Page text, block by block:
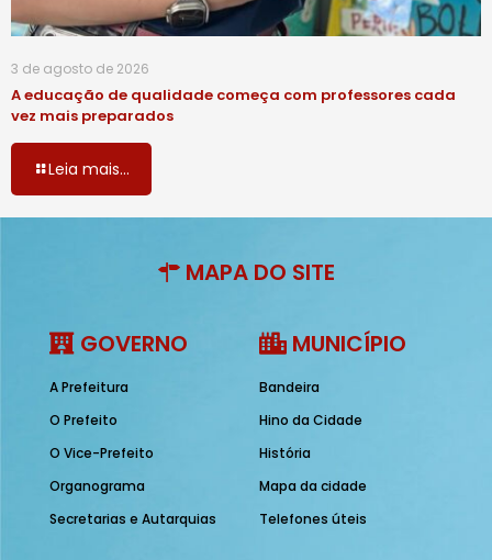
3 de agosto de 2026
A educação de qualidade começa com professores cada
vez mais preparados
Leia mais...
MAPA DO SITE
GOVERNO
A Prefeitura
O Prefeito
O Vice-Prefeito
Organograma
Secretarias e Autarquias
MUNICÍPIO
Bandeira
Hino da Cidade
História
Mapa da cidade
Telefones úteis